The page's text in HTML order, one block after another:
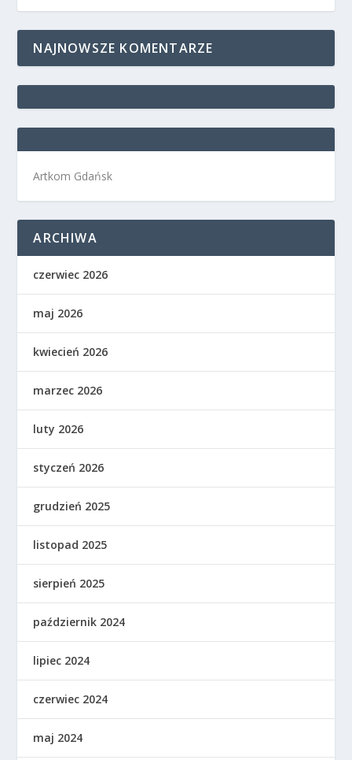
NAJNOWSZE KOMENTARZE
Artkom Gdańsk
ARCHIWA
czerwiec 2026
maj 2026
kwiecień 2026
marzec 2026
luty 2026
styczeń 2026
grudzień 2025
listopad 2025
sierpień 2025
październik 2024
lipiec 2024
czerwiec 2024
maj 2024